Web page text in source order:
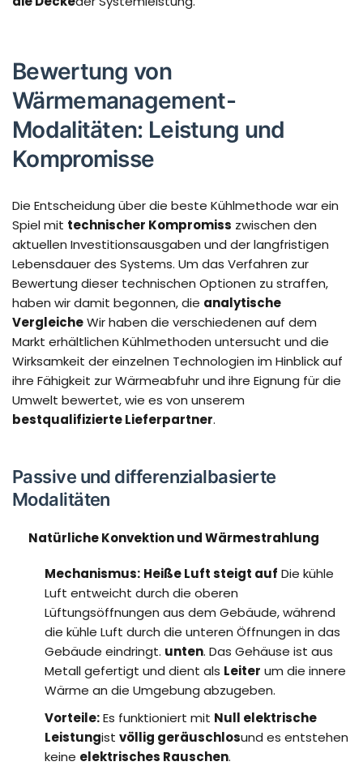
Bewertung von
Wärmemanagement-
Modalitäten: Leistung und
Kompromisse
Die Entscheidung über die beste Kühlmethode war ein
Spiel mit technischer Kompromiss zwischen den
aktuellen Investitionsausgaben und der langfristigen
Lebensdauer des Systems. Um das Verfahren zur
Bewertung dieser technischen Optionen zu straffen,
haben wir damit begonnen, die analytische
VergleicheWir haben die verschiedenen auf dem
Markt erhältlichen Kühlmethoden untersucht und die
Wirksamkeit der einzelnen Technologien im Hinblick auf
ihre Fähigkeit zur Wärmeabfuhr und ihre Eignung für die
Umwelt bewertet, wie es von unserem
bestqualifizierte Lieferpartner.
Passive und differenzialbasierte
Modalitäten
Natürliche Konvektion und Wärmestrahlung
Mechanismus: Heiße Luft steigt auf Die kühle
Luft entweicht durch die oberen
Lüftungsöffnungen aus dem Gebäude, während
die kühle Luft durch die unteren Öffnungen in das
Gebäude eindringt. unten. Das Gehäuse ist aus
Metall gefertigt und dient als Leiter um die innere
Wärme an die Umgebung abzugeben.
Vorteile:Es funktioniert mit Null elektrische
Leistungist völlig geräuschlosund es entstehen
keine elektrisches Rauschen.